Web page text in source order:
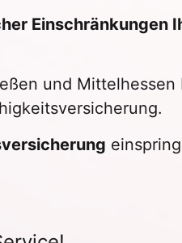
Einschränkungen
und